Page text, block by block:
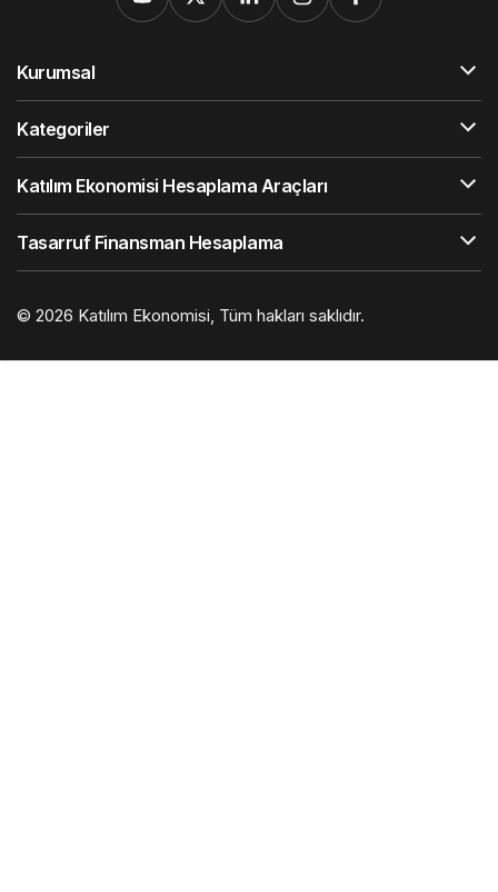
Kurumsal
Kategoriler
Katılım Ekonomisi Hesaplama Araçları
Tasarruf Finansman Hesaplama
© 2026 Katılım Ekonomisi, Tüm hakları saklıdır.